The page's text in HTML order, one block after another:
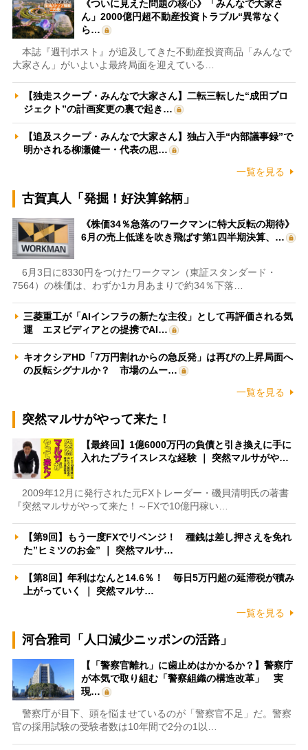
《ついに見えた問題の核心》「みんなで大家さ
ん」2000億円超不動産投資トラブル“異常なく
ら…
本誌『週刊ポスト』が追及してきた不動産投資商品「みんなで
大家さん」がいよいよ最終局面を迎えている…
【独走スクープ・みんなで大家さん】二転三転した“成田プロ
ジェクト”の計画変更の裏で起き…
【追及スクープ・みんなで大家さん】独占入手“内部議事録”で
明かされる柳瀬健一・代表の思…
一覧を見る
古賀真人「発掘！好決算銘柄」
《株価34％急落のワークマンに特大反転の期待》
6月の売上低迷を吹き飛ばす第1四半期決算、…
6月3日に8330円をつけたワークマン（東証スタンダード・
7564）の株価は、わずか1カ月あまりで約34％下落…
三菱重工が「AIインフラの新たな主役」として再評価される気
運 エヌビディアとの提携でAI…
キオクシアHD「7万円割れからの急反発」は再びの上昇局面へ
の反転シグナルか？ 市場のムー…
一覧を見る
突然マルサがやって来た！
【最終回】1億6000万円の負債と引き換えに手に
入れたプライスレスな経験 ｜ 突然マルサがや…
2009年12月に発行された元FXトレーダー・磯貝清明氏の著書
『突然マルサがやって来た！～FXで10億円稼い…
【第9回】もう一度FXでリベンジ！ 種銭は差し押さえを免れ
た”ヒミツのお金” ｜ 突然マルサ…
【第8回】年利はなんと14.6％！ 毎日5万円超の延滞税が積み
上がっていく ｜ 突然マルサ…
一覧を見る
河合雅司「人口減少ニッポンの活路」
【「警察官離れ」に歯止めはかかるか？】警察庁
が本気で取り組む「警察組織の構造改革」 実
現…
警察庁が目下、頭を悩ませているのが「警察官不足」だ。警察
官の採用試験の受験者数は10年間で2分の1以…